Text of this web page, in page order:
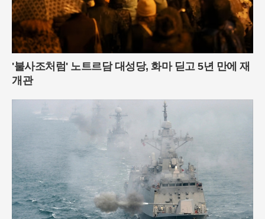
'불사조처럼' 노트르담 대성당, 화마 딛고 5년 만에 재
개관